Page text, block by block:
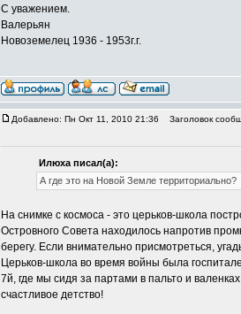
С уважением.
Валерьян
Новоземелец 1936 - 1953г.г.
Добавлено: Пн Окт 11, 2010 21:36 Заголовок
Илюха писал(а):
А где это на Новой Земле территориально?
На снимке с космоса - это церьков-школа
Островного Совета находилось напротив
берегу. Если внимательно присмотреться,
Церьков-школа во время войны была
7й, где мы сидя за партами в пальто и
счастливое детство!